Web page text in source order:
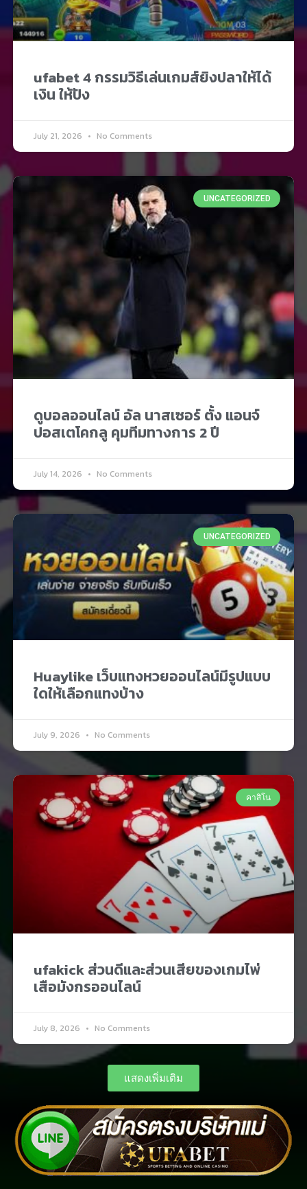
ufabet 4 กรรมวิธีเล่นเกมส์ยิงปลาให้ได้
เงิน ให้ปัง
July 21, 2026 No Comments
UNCATEGORIZED
ดูบอลออนไลน์ อัล นาสเซอร์ ตั้ง แอนจ์
ปอสเตโคกลู คุมทีมทางการ 2 ปี
July 14, 2026 No Comments
UNCATEGORIZED
Huaylike เว็บแทงหวยออนไลน์มีรูปแบบ
ใดให้เลือกแทงบ้าง
July 9, 2026 No Comments
คาสิโน
ufakick ส่วนดีและส่วนเสียของเกมไพ่
เสือมังกรออนไลน์
July 8, 2026 No Comments
แสดงเพิ่มเติม